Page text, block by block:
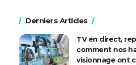
Derniers Articles
TV en direct,
comment nos
visionnage ont